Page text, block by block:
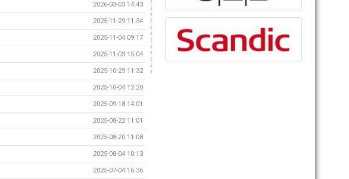
2026-03-03 14:43
2025-11-29 11:34
2025-11-04 09:17
2025-11-03 15:04
2025-10-29 11:32
2025-10-04 12:20
2025-09-18 14:01
2025-08-22 11:01
2025-08-20 11:08
2025-08-04 10:13
2025-07-04 16:36